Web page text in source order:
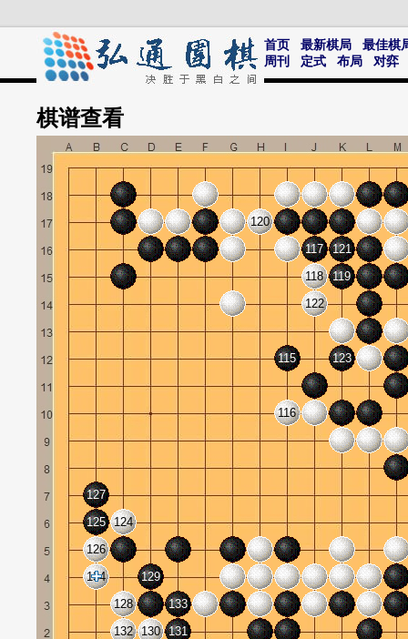
首页 最新棋局
最佳棋
周刊
定式 布局 对弈
棋谱查看
115
116
117
118
119
120
121
122
123
124
125
126
127
128
129
130 131
132
133
134